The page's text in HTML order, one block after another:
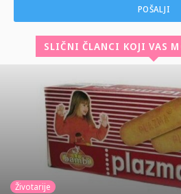
SLIČNI ČLANCI KOJI VAS
Životarije